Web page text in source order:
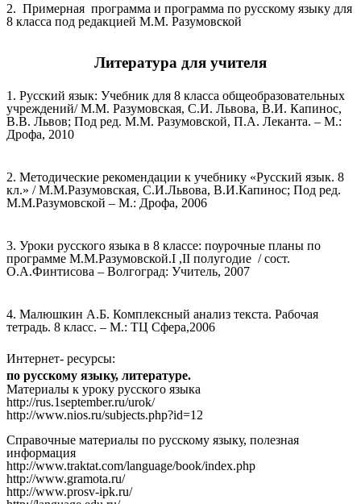
2. Примерная программа и программа по русскому языку для
8 класса под редакцией М.М. Разумовской
Литература для учителя
1. Русский язык: Учебник для 8 класса общеобразовательных
учреждений/ М.М. Разумовская, С.И. Львова, В.И. Капинос,
В.В. Львов; Под ред. М.М. Разумовской, П.А. Леканта. – М.:
Дрофа, 2010
2. Методические рекомендации к учебнику «Русский язык. 8
кл.» / М.М.Разумовская, С.И.Львова, В.И.Капинос; Под ред.
М.М.Разумовской – М.: Дрофа, 2006
3. Уроки русского языка в 8 классе: поурочные планы по
программе М.М.Разумовской.I ,II полугодие / сост.
О.А.Финтисова – Волгоград: Учитель, 2007
4. Малюшкин А.Б. Комплексный анализ текста. Рабочая
тетрадь. 8 класс. – М.: ТЦ Сфера,2006
Интернет- ресурсы:
по русскому языку, литературе.
Материалы к уроку русского языка
http://rus.1september.ru/urok/
http://www.nios.ru/subjects.php?id=12
Справочные материалы по русскому языку, полезная
информация
http://www.traktat.com/language/book/index.php
http://www.gramota.ru/
http://www.prosv-ipk.ru/